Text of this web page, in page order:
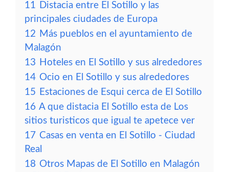
11 Distacia entre El Sotillo y las
principales ciudades de Europa
12 Más pueblos en el ayuntamiento de
Malagón
13 Hoteles en El Sotillo y sus alrededores
14 Ocio en El Sotillo y sus alrededores
15 Estaciones de Esqui cerca de El Sotillo
16 A que distacia El Sotillo esta de Los
sitios turisticos que igual te apetece ver
17 Casas en venta en El Sotillo - Ciudad
Real
18 Otros Mapas de El Sotillo en Malagón